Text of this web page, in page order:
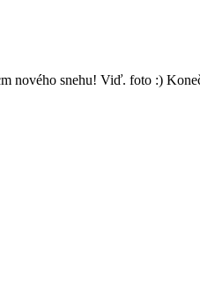
nového snehu! Viď. foto :)